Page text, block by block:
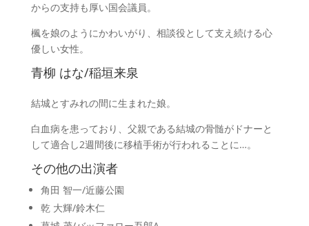
からの支持も厚い国会議員。
楓を娘のようにかわいがり、相談役として支え続ける心
優しい女性。
青柳 はな/稲垣来泉
結城とすみれの間に生まれた娘。
白血病を患っており、父親である結城の骨髄がドナーと
して適合し2週間後に移植手術が行われることに…。
その他の出演者
角田 智一/近藤公園
乾 大輝/鈴木仁